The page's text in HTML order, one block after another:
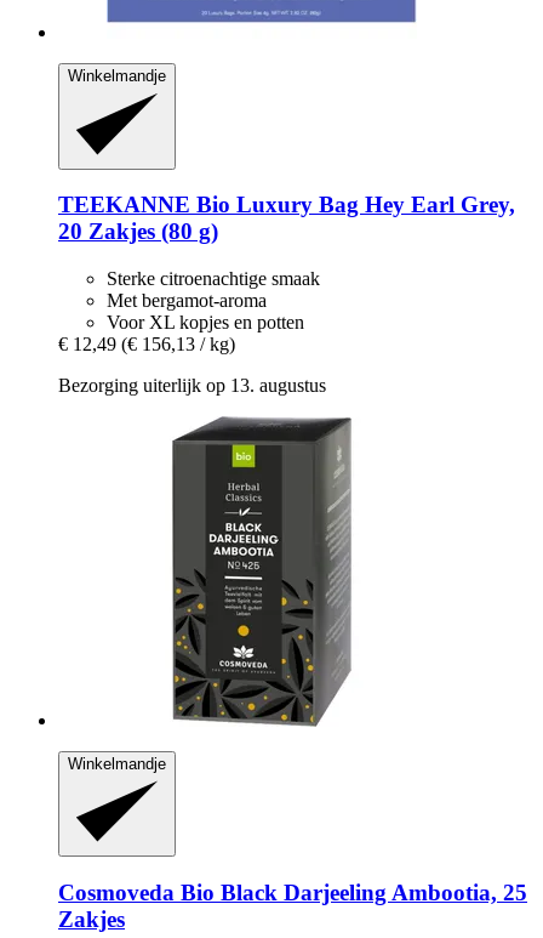
Winkelmandje
TEEKANNE Bio Luxury Bag Hey Earl Grey,
20 Zakjes (80 g)
Sterke citroenachtige smaak
Met bergamot-aroma
Voor XL kopjes en potten
€ 12,49 (€ 156,13 / kg)
Bezorging uiterlijk op 13. augustus
Winkelmandje
Cosmoveda Bio Black Darjeeling Ambootia, 25
Zakjes